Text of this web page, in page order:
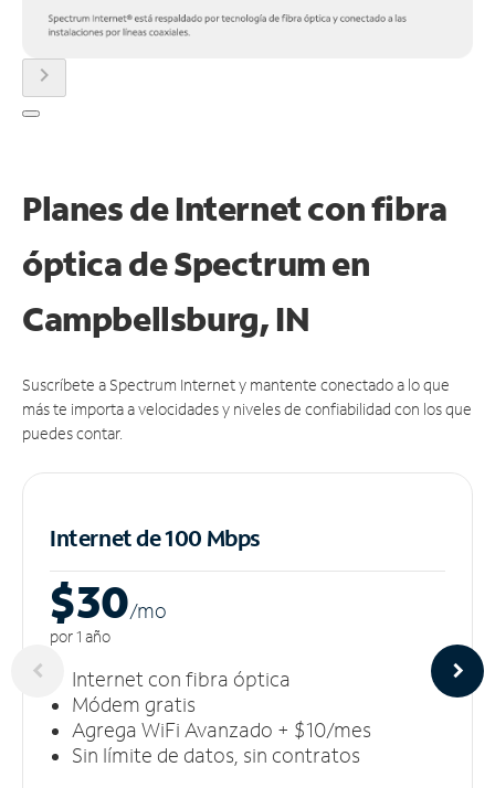
chevron_right
Planes de Internet con fibra
óptica de Spectrum en
Campbellsburg, IN
Suscríbete a Spectrum Internet y mantente conectado a lo que
más te importa a velocidades y niveles de confiabilidad con los que
puedes contar.
Internet de 100 Mbps
$30/mo
por 1 año
Internet con fibra óptica
Módem gratis
Agrega WiFi Avanzado + $10/mes
Sin límite de datos, sin contratos